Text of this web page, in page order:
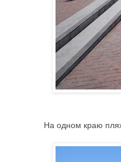
На одном краю